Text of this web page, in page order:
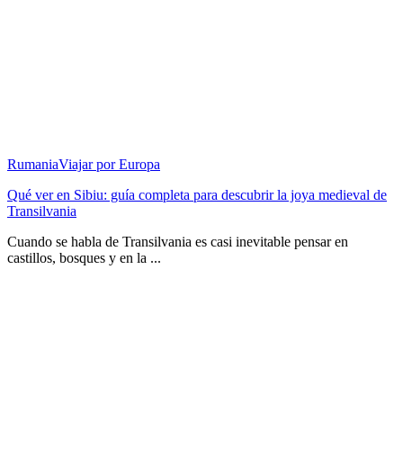
RumaniaViajar por Europa
Qué ver en Sibiu: guía completa para descubrir la joya medieval de
Transilvania
Cuando se habla de Transilvania es casi inevitable pensar en
castillos, bosques y en la ...